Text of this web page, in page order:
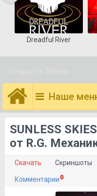
Dreadful River
Наше
SUNLESS
от R.G.
Скачать Скриншоты
Комментарии 0